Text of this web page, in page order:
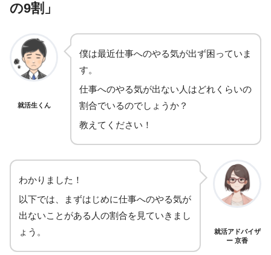
の9割 」
就活生くん
僕は最近仕事へのやる気が出ず困っていま
す。
仕事へのやる気が出ない人はどれくらいの
割合でいるのでしょうか？
教えてください！
わかりました！
以下では、まずはじめに仕事へのやる気が
出ないことがある人の割合を見ていきまし
ょう。
就活アドバイザ
ー 京香